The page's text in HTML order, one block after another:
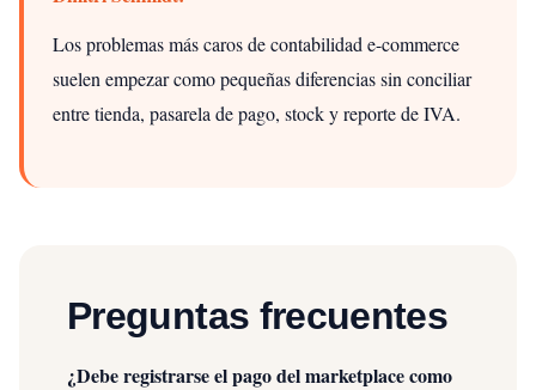
Los problemas más caros de contabilidad e-commerce
suelen empezar como pequeñas diferencias sin conciliar
entre tienda, pasarela de pago, stock y reporte de IVA.
Preguntas frecuentes
¿Debe registrarse el pago del marketplace como